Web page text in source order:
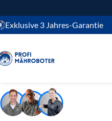
Exklusive 3 Jahres-Garantie